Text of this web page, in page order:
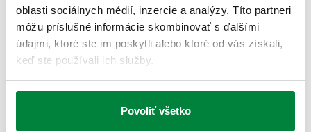
oblasti sociálnych médií, inzercie a analýzy. Títo partneri
môžu príslušné informácie skombinovať s ďalšími
údajmi, ktoré ste im poskytli alebo ktoré od vás získali,
keď ste používali ich služby.
Povoliť všetko
Číslo dielu
KIT5459